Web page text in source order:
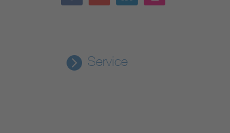
Service